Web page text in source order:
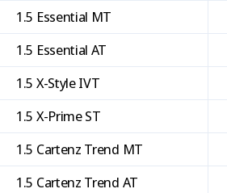
1.5 Essential MT
1.5 Essential AT
1.5 X-Style IVT
1.5 X-Prime ST
1.5 Cartenz Trend MT
1.5 Cartenz Trend AT